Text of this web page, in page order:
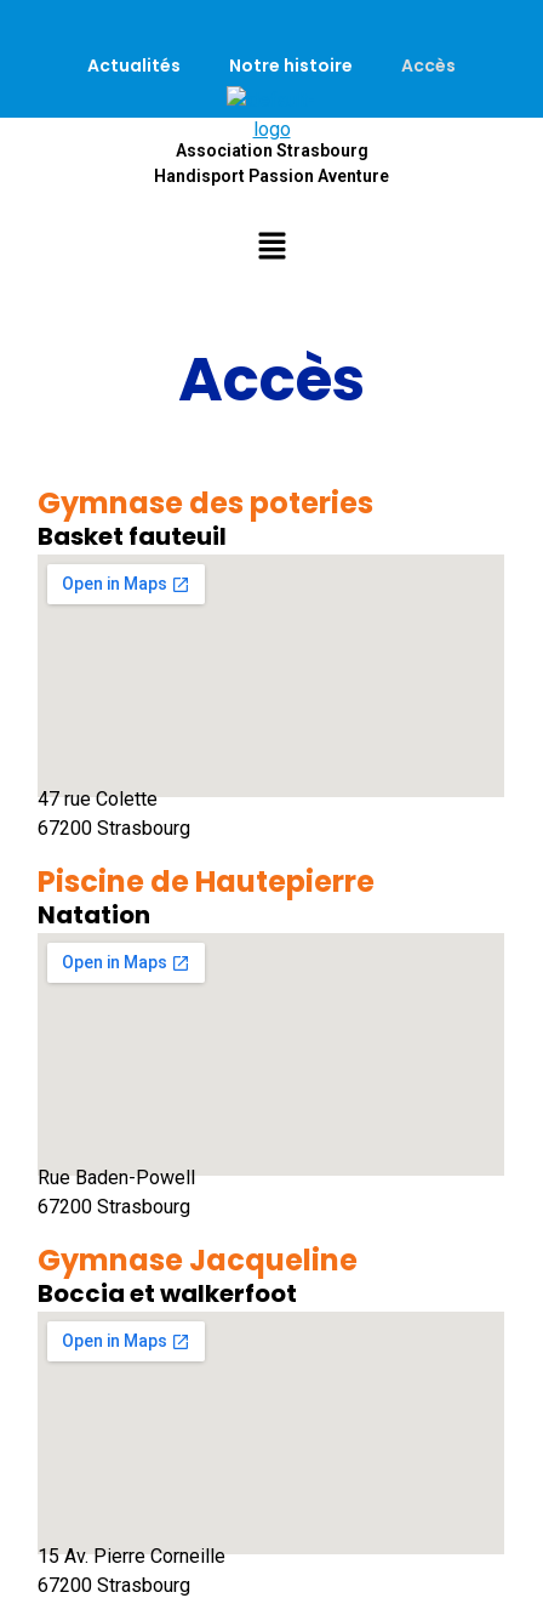
Actualités Notre histoire Accès
Association Strasbourg
Handisport Passion Aventure
Accès
Gymnase des poteries
Basket fauteuil
47 rue Colette
67200 Strasbourg
Piscine de Hautepierre
Natation
Rue Baden-Powell
67200 Strasbourg
Gymnase Jacqueline
Boccia et walkerfoot
15 Av. Pierre Corneille
67200 Strasbourg